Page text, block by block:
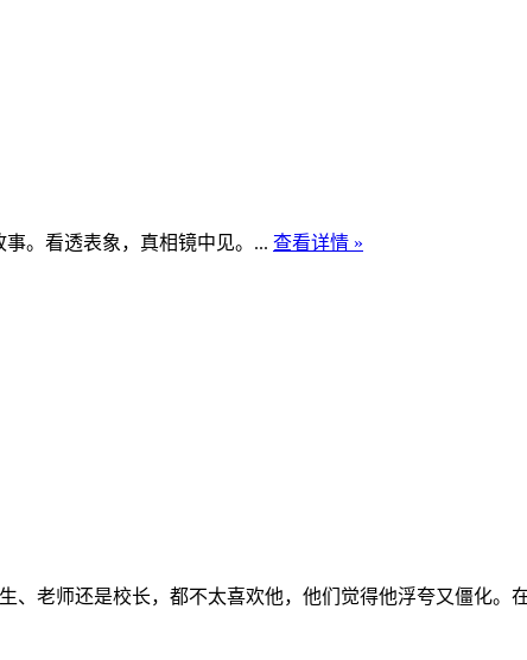
。看透表象，真相镜中见。... 查看详情 »
老师还是校长，都不太喜欢他，他们觉得他浮夸又僵化。